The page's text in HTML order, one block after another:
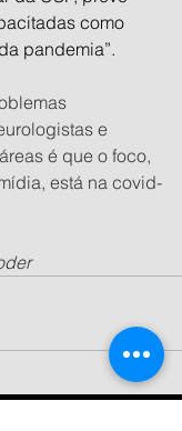
como
pandemia”.
e
é que o foco,
está na covid-